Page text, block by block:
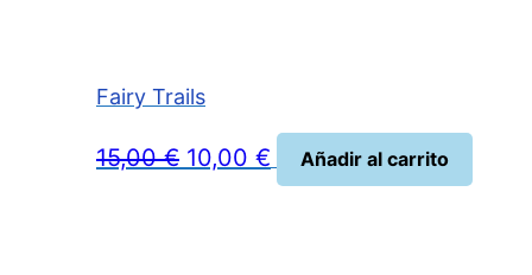
Fairy Trails
15,00€ El
10,00 €
precio
Añadir al carrito